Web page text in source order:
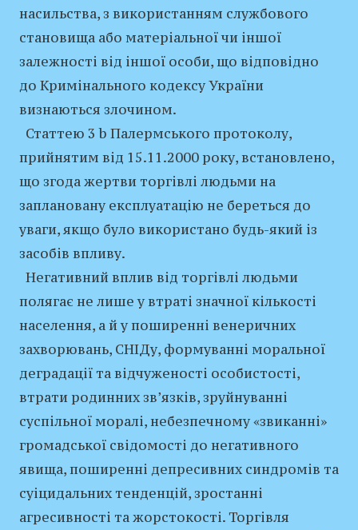
насильства, з використанням службового
становища або матеріальної чи іншої
залежності від іншої особи, що відповідно
до Кримінального кодексу України
визнаються злочином.
Статтею 3 b Палермського протоколу,
прийнятим від 15.11.2000 року, встановлено,
що згода жертви торгівлі людьми на
заплановану експлуатацію не береться до
уваги, якщо було використано будь-який із
засобів впливу.
Негативний вплив від торгівлі людьми
полягає не лише у втраті значної кількості
населення, а й у поширенні венеричних
захворювань, СНІДу, формуванні моральної
деградації та відчуженості особистості,
втрати родинних зв’язків, зруйнуванні
суспільної моралі, небезпечному «звиканні»
громадської свідомості до негативного
явища, поширенні депресивних синдромів та
суіцидальних тенденцій, зростанні
агресивності та жорстокості. Торгівля